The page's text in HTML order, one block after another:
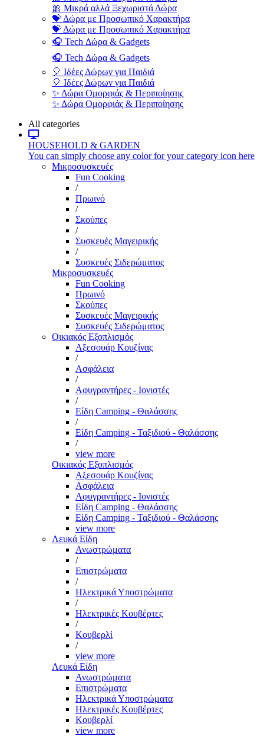
🎀 Μικρά αλλά Ξεχωριστά Δώρα
💝 Δώρα με Προσωπικό Χαρακτήρα
💝 Δώρα με Προσωπικό Χαρακτήρα
🎧 Tech Δώρα & Gadgets
🎧 Tech Δώρα & Gadgets
🎈 Ιδέες Δώρων για Παιδιά
🎈 Ιδέες Δώρων για Παιδιά
✨ Δώρα Ομορφιάς & Περιποίησης
✨ Δώρα Ομορφιάς & Περιποίησης
All categories
HOUSEHOLD & GARDEN
You can simply choose any color for your category icon here
Μικροσυσκευές
Fun Cooking
/
Πρωινό
/
Σκούπες
/
Συσκευές Μαγειρικής
/
Συσκευές Σιδερώματος
Μικροσυσκευές
Fun Cooking
Πρωινό
Σκούπες
Συσκευές Μαγειρικής
Συσκευές Σιδερώματος
Οικιακός Εξοπλισμός
Αξεσουάρ Κουζίνας
/
Ασφάλεια
/
Αφυγραντήρες - Ιονιστές
/
Είδη Camping - Θαλάσσης
/
Είδη Camping - Ταξιδιού - Θαλάσσης
/
view more
Οικιακός Εξοπλισμός
Αξεσουάρ Κουζίνας
Ασφάλεια
Αφυγραντήρες - Ιονιστές
Είδη Camping - Θαλάσσης
Είδη Camping - Ταξιδιού - Θαλάσσης
view more
Λευκά Είδη
Ανωστρώματα
/
Επιστρώματα
/
Ηλεκτρικά Υποστρώματα
/
Ηλεκτρικές Κουβέρτες
/
Κουβερλί
/
view more
Λευκά Είδη
Ανωστρώματα
Επιστρώματα
Ηλεκτρικά Υποστρώματα
Ηλεκτρικές Κουβέρτες
Κουβερλί
view more